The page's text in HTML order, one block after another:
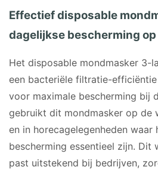
Effectief disposable
dagelijkse bescherming
Het disposable mondmasker 3-
een bacteriële filtratie-efficiëntie
voor maximale bescherming bij
gebruikt dit mondmasker op de
en in horecagelegenheden waar
bescherming essentieel zijn. Dit
past uitstekend bij bedrijven,